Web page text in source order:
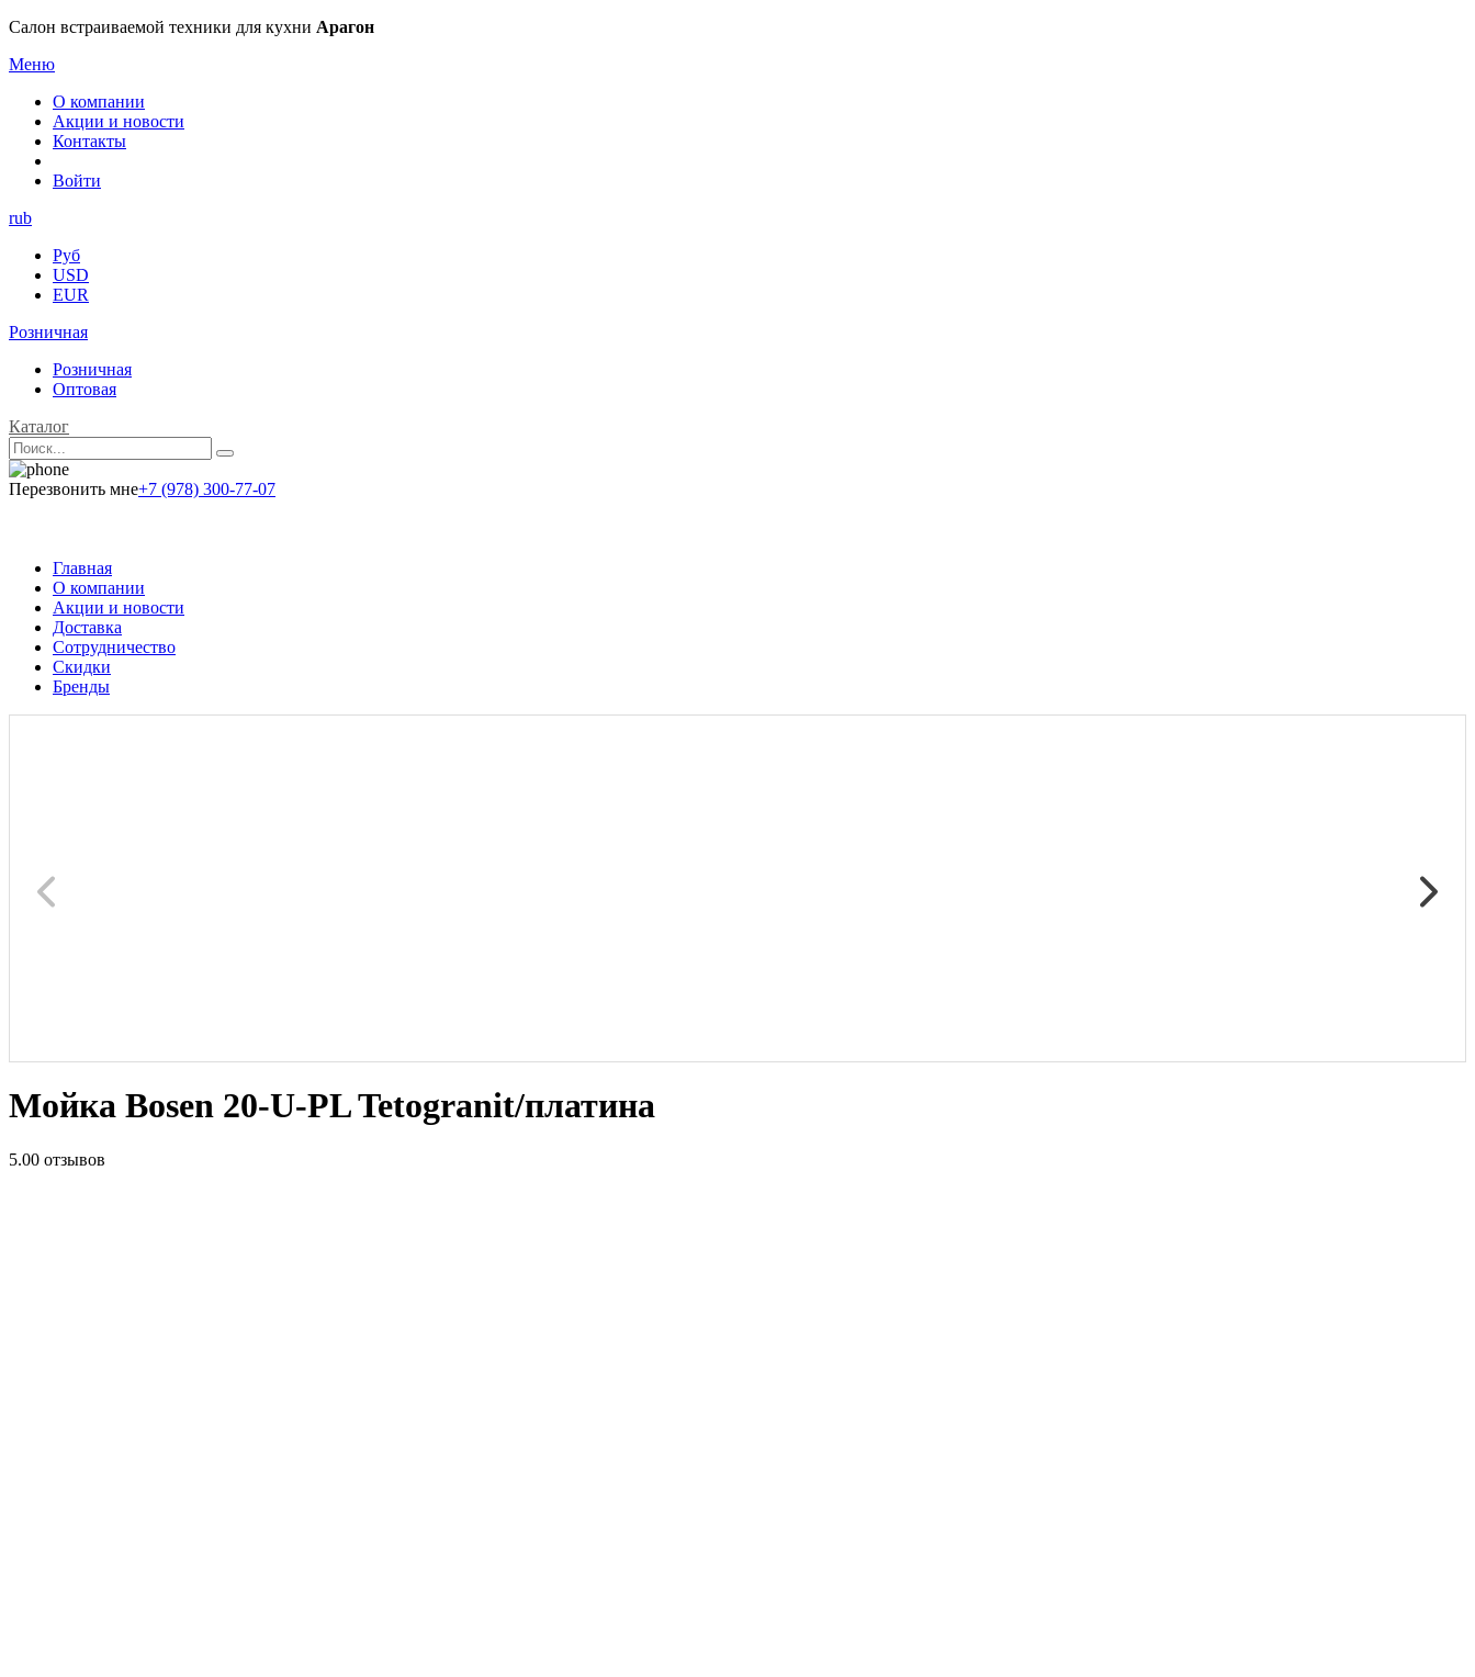
Салон встраиваемой техники для кухни Арагон
Меню
О компании
Акции и новости
Контакты
Войти
rub
Руб
USD
EUR
Розничная
Розничная
Оптовая
Каталог
Перезвонить мне+7 (978) 300-77-07
Главная
О компании
Акции и новости
Доставка
Сотрудничество
Скидки
Бренды
Мойка Bosen 20-U-PL Tetogranit/платина
5.00 отзывов